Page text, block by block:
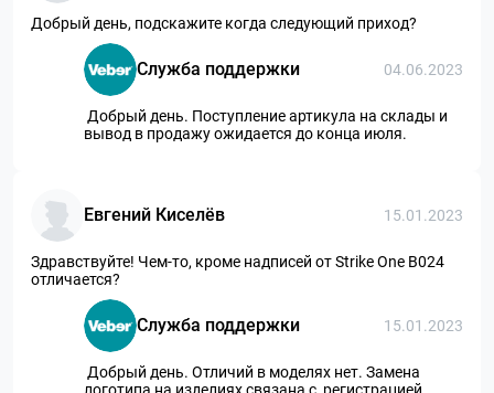
Добрый день, подскажите когда следующий приход?
Служба поддержки 04.06.2023
Добрый день. Поступление артикула на склады и
вывод в продажу ожидается до конца июля.
Евгений Киселёв 15.01.2023
Здравствуйте! Чем-то, кроме надписей от Strike One B024
отличается?
Служба поддержки 15.01.2023
Добрый день. Отличий в моделях нет. Замена